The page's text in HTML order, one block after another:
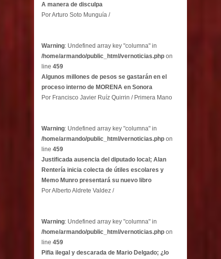
A manera de disculpa
Por Arturo Soto Munguía /
Warning: Undefined array key "columna" in
/home/armando/public_html/vernoticias.php on
line 459
Algunos millones de pesos se gastarán en el
proceso interno de MORENA en Sonora
Por Francisco Javier Ruíz Quirrin / Primera Mano
Warning: Undefined array key "columna" in
/home/armando/public_html/vernoticias.php on
line 459
Justificada ausencia del diputado local; Alan
Rentería inicia colecta de útiles escolares y
Memo Munro presentará su nuevo libro
Por Alberto Aldrete Valdez /
Warning: Undefined array key "columna" in
/home/armando/public_html/vernoticias.php on
line 459
Pifia ilegal y descarada de Mario Delgado; ¿lo